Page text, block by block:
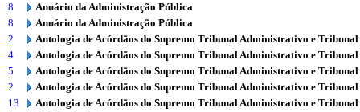
8
Anuário da Administração Pública
8
Anuário da Administração Pública
2
Antologia de Acórdãos do Supremo Tribunal Administrativo e
4
Antologia de Acórdãos do Supremo Tribunal Administrativo e
5
Antologia de Acórdãos do Supremo Tribunal Administrativo e
2
Antologia de Acórdãos do Supremo Tribunal Administrativo e
13
Antologia de Acórdãos do Supremo Tribunal Administrativo e